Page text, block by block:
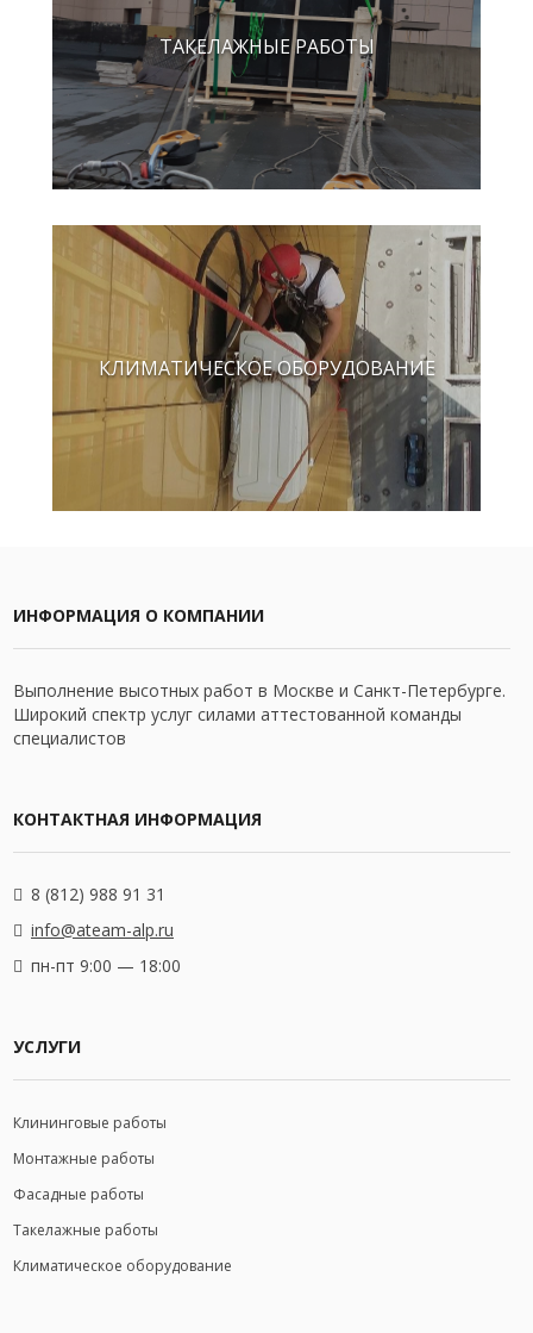
ТАКЕЛАЖНЫЕ РАБОТЫ
КЛИМАТИЧЕСКОЕ ОБОРУДОВАНИЕ
ИНФОРМАЦИЯ О КОМПАНИИ
Выполнение высотных работ в Москве и Санкт-Петербурге.
Широкий спектр услуг силами аттестованной команды
специалистов
КОНТАКТНАЯ ИНФОРМАЦИЯ
8 (812) 988 91 31
info@ateam-alp.ru
пн-пт 9:00 — 18:00
УСЛУГИ
Клининговые работы
Монтажные работы
Фасадные работы
Такелажные работы
Климатическое оборудование